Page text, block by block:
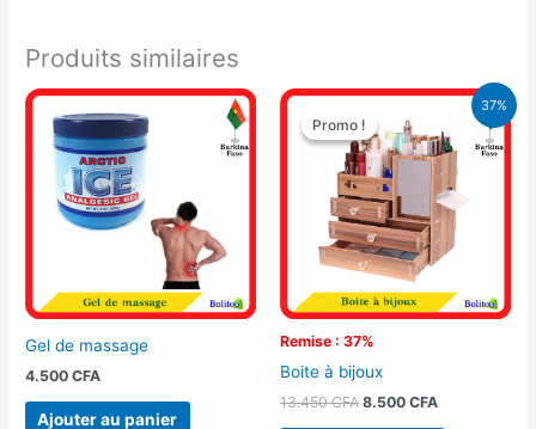
Produits similaires
Gel de massage
4.500CFA
Ajouter au panier
37%
Promo !
Remise : 37%
Promo !
Boite à bijoux
13.450CFA
Le
prix
initial
était :
13.450 CFA.
8.500 CFA
Le
actuel
est :
8.500 CFA.